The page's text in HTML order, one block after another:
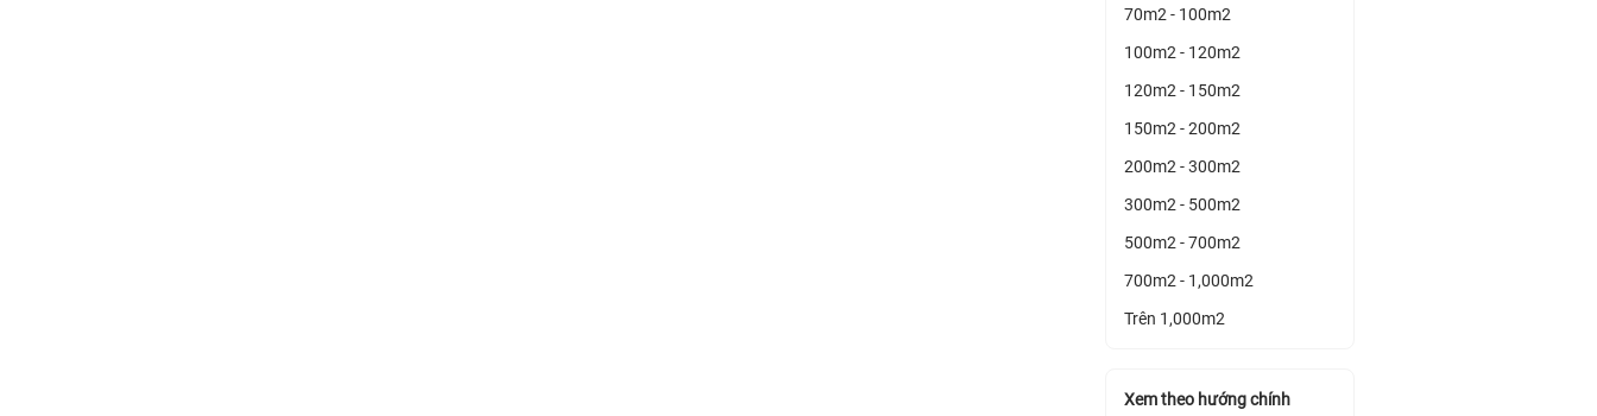
70m2 - 100m2
100m2 - 120m2
120m2 - 150m2
150m2 - 200m2
200m2 - 300m2
300m2 - 500m2
500m2 - 700m2
700m2 - 1,000m2
Trên 1,000m2
Xem theo hướng chính